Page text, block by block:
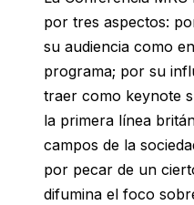
por tres aspectos:
su audiencia como
programa; por su
traer como keynote
la primera línea
campos de la
por pecar de un
difumina el foco